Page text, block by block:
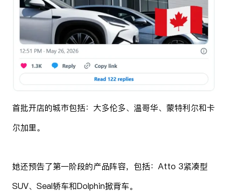
首批开店的城市包括：大多伦多、温哥华、蒙特利尔和卡
尔加里。
她还预告了第一阶段的产品阵容，包括：Atto 3紧凑型
SUV、Seal轿车和Dolphin掀背车。